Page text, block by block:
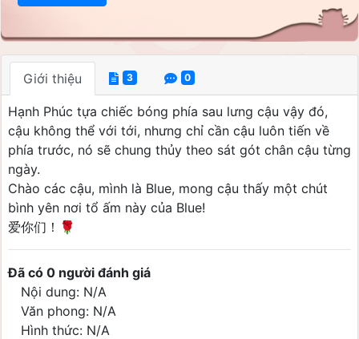
Giới thiệu 3 0
Hạnh Phúc tựa chiếc bóng phía sau lưng cậu vậy đó,
cậu không thể với tới, nhưng chỉ cần cậu luôn tiến về
phía trước, nó sẽ chung thủy theo sát gót chân cậu từng
ngày.
Chào các cậu, mình là Blue, mong cậu thấy một chút
bình yên nơi tổ ấm này của Blue!
爱你们！🌹
Đã có 0 người đánh giá
Nội dung: N/A
Văn phong: N/A
Hình thức: N/A